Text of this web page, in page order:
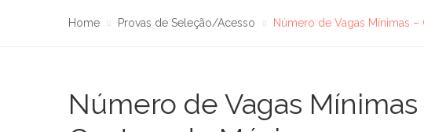
Home Provas de Seleção/Acesso Número de Vagas Mínimas
Número de Vagas